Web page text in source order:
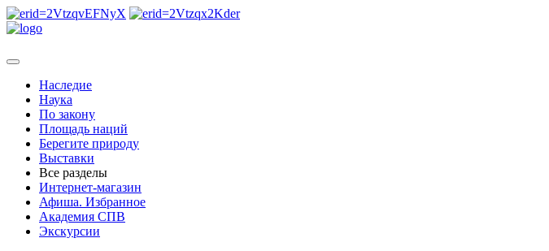
Наследие
Наука
По закону
Площадь наций
Берегите природу
Выставки
Все разделы
Интернет-магазин
Афиша. Избранное
Академия СПВ
Экскурсии